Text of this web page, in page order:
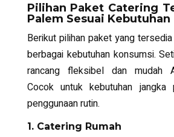
Pilihan Paket Catering
Palem Sesuai Kebutuhan
Berikut pilihan paket yang
berbagai kebutuhan konsumsi.
rancang fleksibel dan mudah
Cocok untuk kebutuhan jangka
penggunaan rutin.
1. Catering Rumah